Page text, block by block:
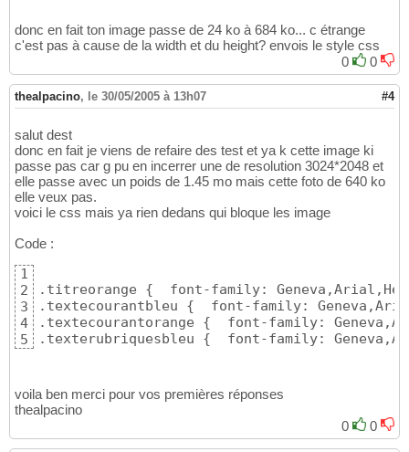
donc en fait ton image passe de 24 ko à 684 ko... c étrange
c'est pas à cause de la width et du height? envois le style css
0
0
thealpacino, le 30/05/2005 à 13h07 #4
salut dest
donc en fait je viens de refaire des test et ya k cette image ki
passe pas car g pu en incerrer une de resolution 3024*2048 et
elle passe avec un poids de 1.45 mo mais cette foto de 640 ko
elle veux pas.
voici le css mais ya rien dedans qui bloque les image
Code :
1
2
3
4
5
.titreorange {  font-family:
.textecourantbleu {  font-family:
.textecourantorange {  font-family:
.texterubriquesbleu {  font-family:
voila ben merci pour vos premières réponses
thealpacino
0
0